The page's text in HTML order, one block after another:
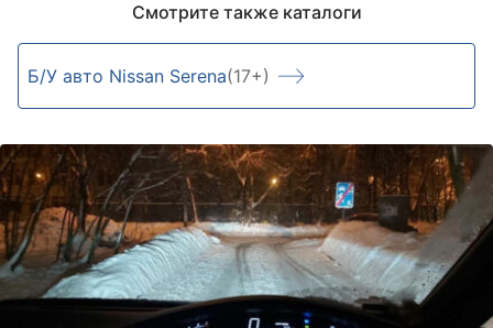
Смотрите также каталоги
Б/У авто Nissan Serena(17+)